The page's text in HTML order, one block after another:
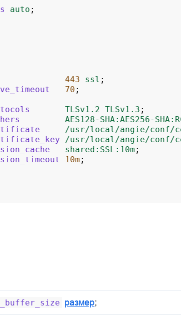
auto ;
443 ssl ;
70 ;
TLSv1.2 TLSv1.3 ;
AES128-SHA:AES256-
/usr/local/angie/conf/
/usr/local/angie/conf/
shared:SSL:10m ;
10m ;
размер;